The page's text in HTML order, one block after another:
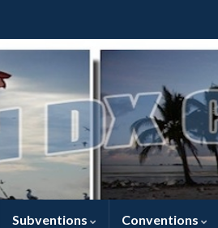
Subventions Conventions